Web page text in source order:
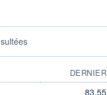
+ BAS
0,0000DERNIER
83,55